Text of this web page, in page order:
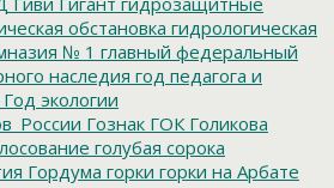
обстановка гидрологическая
№ 1 главный федеральный
наследия год педагога и
Год экологии
Гознак ГОК Голикова
голубая сорока
Гордума горки горки на Арбате